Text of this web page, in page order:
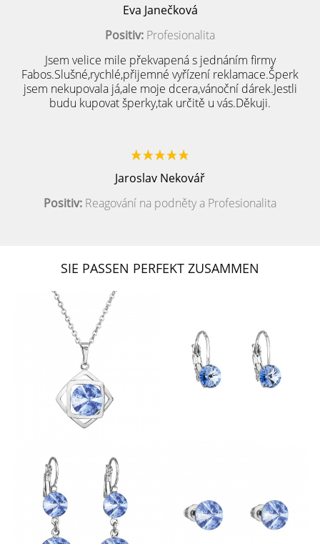
Eva Janečková
Positiv: Profesionalita
Jsem velice mile překvapená s jednáním firmy
Fabos.Slušné,rychlé,přijemné vyřízení reklamace.Šperk
jsem nekupovala já,ale moje dcera,vánoční dárek.Jestli
budu kupovat šperky,tak určitě u vás.Děkuji.
Jaroslav Nekovář
Positiv: Reagování na podněty a Profesionalita
SIE PASSEN PERFEKT ZUSAMMEN